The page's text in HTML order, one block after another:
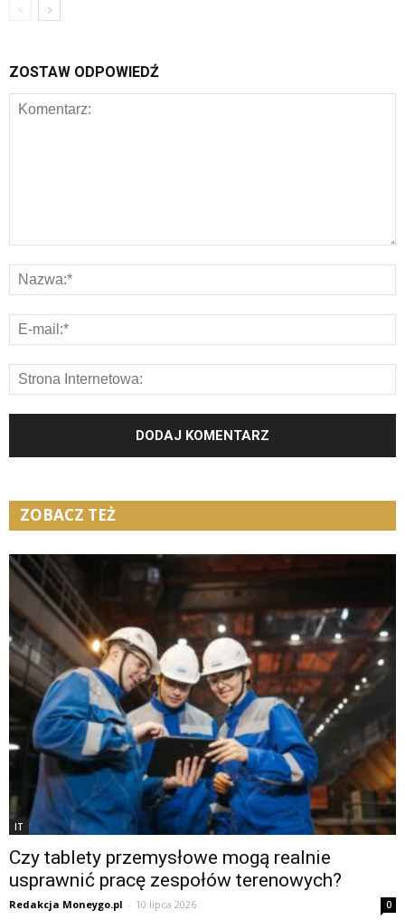
ZOSTAW ODPOWIEDŹ
ZOBACZ TEŻ
IT
Czy tablety przemysłowe mogą realnie
usprawnić pracę zespołów terenowych?
Redakcja Moneygo.pl - 10 lipca 2026 0